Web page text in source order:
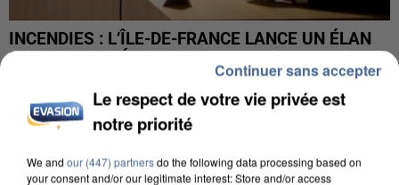
INCENDIES : L’ÎLE-DE-FRANCE LANCE UN ÉLAN
DE SOLIDARITÉ AVEC LES...
Le respect de votre vie privée est
notre priorité
We and our (447) partnersdo the following data processing based on
your consent and/or our legitimate interest: Store and/or access
Continuer sans accepter